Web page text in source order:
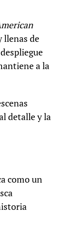
llenas de
a la
detalle y la
como un